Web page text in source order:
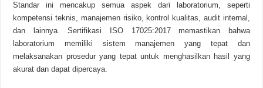
Standar ini mencakup semua aspek dari laboratorium, seperti
kompetensi teknis, manajemen risiko, kontrol kualitas, audit internal,
dan lainnya. Sertifikasi ISO 17025:2017 memastikan bahwa
laboratorium memiliki sistem manajemen yang tepat dan
melaksanakan prosedur yang tepat untuk menghasilkan hasil yang
akurat dan dapat dipercaya.